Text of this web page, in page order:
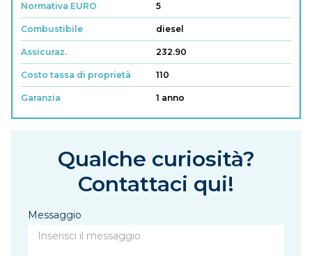
Normativa EURO 5
Combustibile diesel
Assicuraz. 232.90
Costo tassa di proprietà 110
Garanzia 1 anno
Qualche curiosità?
Contattaci qui!
Messaggio